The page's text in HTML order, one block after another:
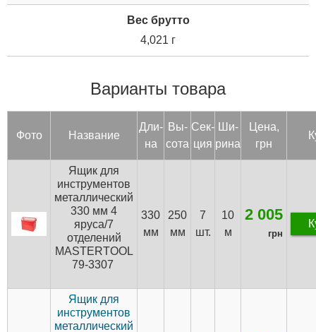
Вес брутто
4,021 г
Варианты товара
Фото Название
Дли­
на
Вы­
сота
Сек­
ция
Ши­
рина
Цена,
грн
Ящик для
инструментов
металлический
330 мм 4
яруса/7
отделений
MASTERTOOL
79-3307
330
мм
250
мм
7
шт.
10
м
2 005
грн
Ящик для
инструментов
металлический